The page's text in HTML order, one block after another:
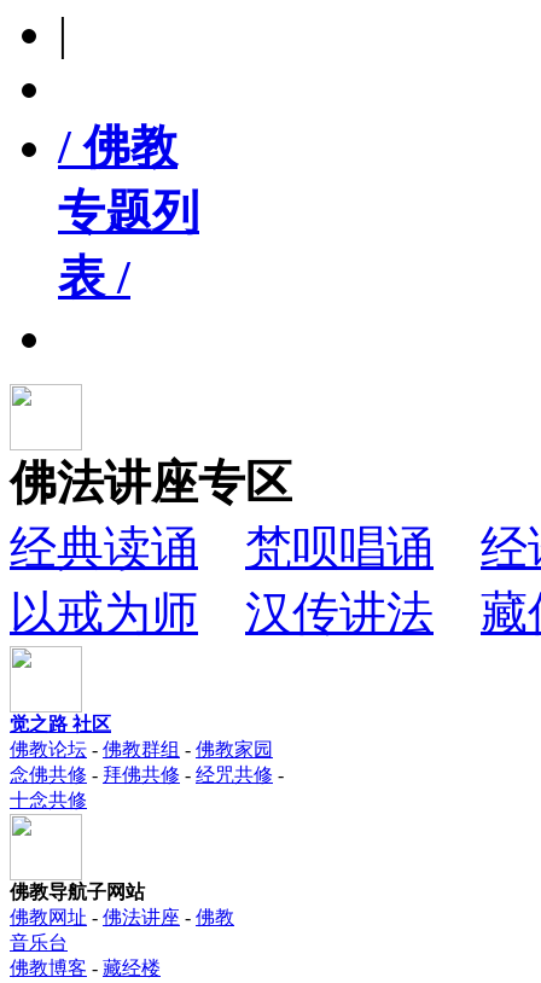
|
/ 佛教
专题列
表 /
佛法讲座专区
经典读诵
梵呗唱诵
经
以戒为师
汉传讲法 藏
觉之路 社区
佛教论坛 - 佛教群组 - 佛教家园
念佛共修 - 拜佛共修 - 经咒共修 -
十念共修
佛教导航子网站
佛教网址 - 佛法讲座 - 佛教
音乐台
佛教博客 - 藏经楼